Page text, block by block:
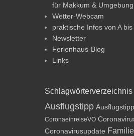
für Makkum & Umgebung
Wetter-Webcam
praktische Infos von A bis
Newsletter
Ferienhaus-Blog
Links
Schlagwörterverzeichnis
Ausflugstipp
CoronaeinreiseVO
Coronavirusupdate